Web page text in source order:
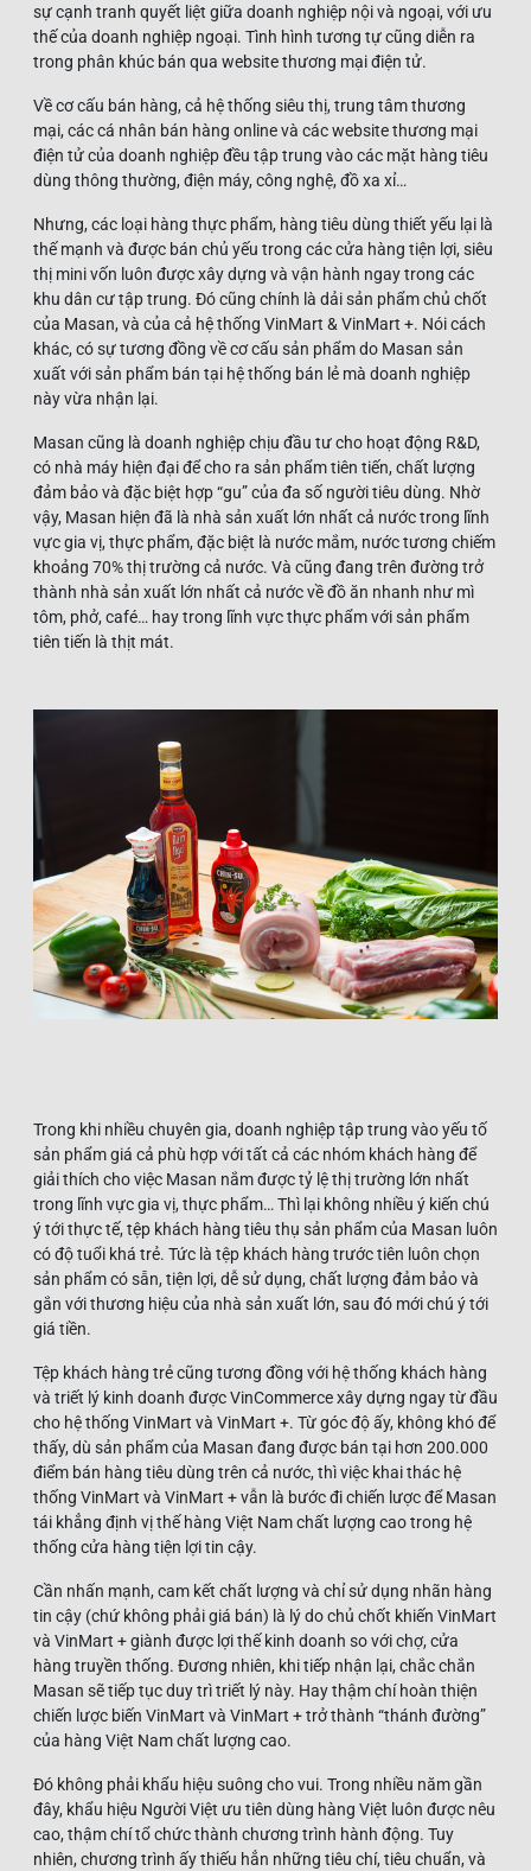
sự cạnh tranh quyết liệt giữa doanh nghiệp nội và ngoại, với ưu
thế của doanh nghiệp ngoại. Tình hình tương tự cũng diễn ra
trong phân khúc bán qua website thương mại điện tử.
Về cơ cấu bán hàng, cả hệ thống siêu thị, trung tâm thương
mại, các cá nhân bán hàng online và các website thương mại
điện tử của doanh nghiệp đều tập trung vào các mặt hàng tiêu
dùng thông thường, điện máy, công nghệ, đồ xa xỉ…
Nhưng, các loại hàng thực phẩm, hàng tiêu dùng thiết yếu lại là
thế mạnh và được bán chủ yếu trong các cửa hàng tiện lợi, siêu
thị mini vốn luôn được xây dựng và vận hành ngay trong các
khu dân cư tập trung. Đó cũng chính là dải sản phẩm chủ chốt
của Masan, và của cả hệ thống VinMart & VinMart +. Nói cách
khác, có sự tương đồng về cơ cấu sản phẩm do Masan sản
xuất với sản phẩm bán tại hệ thống bán lẻ mà doanh nghiệp
này vừa nhận lại.
Masan cũng là doanh nghiệp chịu đầu tư cho hoạt động R&D,
có nhà máy hiện đại để cho ra sản phẩm tiên tiến, chất lượng
đảm bảo và đặc biệt hợp “gu” của đa số người tiêu dùng. Nhờ
vậy, Masan hiện đã là nhà sản xuất lớn nhất cả nước trong lĩnh
vực gia vị, thực phẩm, đặc biệt là nước mắm, nước tương chiếm
khoảng 70% thị trường cả nước. Và cũng đang trên đường trở
thành nhà sản xuất lớn nhất cả nước về đồ ăn nhanh như mì
tôm, phở, café… hay trong lĩnh vực thực phẩm với sản phẩm
tiên tiến là thịt mát.
Trong khi nhiều chuyên gia, doanh nghiệp tập trung vào yếu tố
sản phẩm giá cả phù hợp với tất cả các nhóm khách hàng để
giải thích cho việc Masan nắm được tỷ lệ thị trường lớn nhất
trong lĩnh vực gia vị, thực phẩm… Thì lại không nhiều ý kiến chú
ý tới thực tế, tệp khách hàng tiêu thụ sản phẩm của Masan luôn
có độ tuổi khá trẻ. Tức là tệp khách hàng trước tiên luôn chọn
sản phẩm có sẵn, tiện lợi, dễ sử dụng, chất lượng đảm bảo và
gắn với thương hiệu của nhà sản xuất lớn, sau đó mới chú ý tới
giá tiền.
Tệp khách hàng trẻ cũng tương đồng với hệ thống khách hàng
và triết lý kinh doanh được VinCommerce xây dựng ngay từ đầu
cho hệ thống VinMart và VinMart +. Từ góc độ ấy, không khó để
thấy, dù sản phẩm của Masan đang được bán tại hơn 200.000
điểm bán hàng tiêu dùng trên cả nước, thì việc khai thác hệ
thống VinMart và VinMart + vẫn là bước đi chiến lược để Masan
tái khẳng định vị thế hàng Việt Nam chất lượng cao trong hệ
thống cửa hàng tiện lợi tin cậy.
Cần nhấn mạnh, cam kết chất lượng và chỉ sử dụng nhãn hàng
tin cậy (chứ không phải giá bán) là lý do chủ chốt khiến VinMart
và VinMart + giành được lợi thế kinh doanh so với chợ, cửa
hàng truyền thống. Đương nhiên, khi tiếp nhận lại, chắc chắn
Masan sẽ tiếp tục duy trì triết lý này. Hay thậm chí hoàn thiện
chiến lược biến VinMart và VinMart + trở thành “thánh đường”
của hàng Việt Nam chất lượng cao.
Đó không phải khẩu hiệu suông cho vui. Trong nhiều năm gần
đây, khẩu hiệu Người Việt ưu tiên dùng hàng Việt luôn được nêu
cao, thậm chí tổ chức thành chương trình hành động. Tuy
nhiên, chương trình ấy thiếu hẳn những tiêu chí, tiêu chuẩn, và